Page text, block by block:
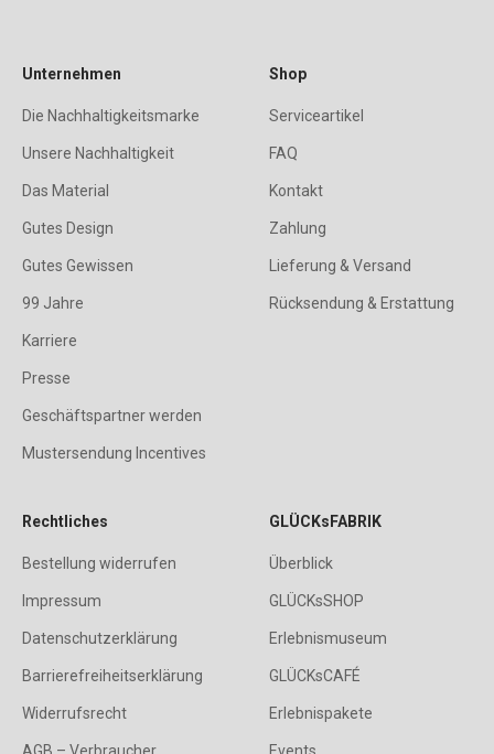
Unternehmen
Die Nachhaltigkeitsmarke
Unsere Nachhaltigkeit
Das Material
Gutes Design
Gutes Gewissen
99 Jahre
Karriere
Presse
Geschäftspartner werden
Mustersendung Incentives
Shop
Serviceartikel
FAQ
Kontakt
Zahlung
Lieferung & Versand
Rücksendung & Erstattung
Rechtliches
Bestellung widerrufen
Impressum
Datenschutzerklärung
Barrierefreiheitserklärung
Widerrufsrecht
GLÜCKsFABRIK
Überblick
GLÜCKsSHOP
Erlebnismuseum
GLÜCKsCAFÉ
Erlebnispakete